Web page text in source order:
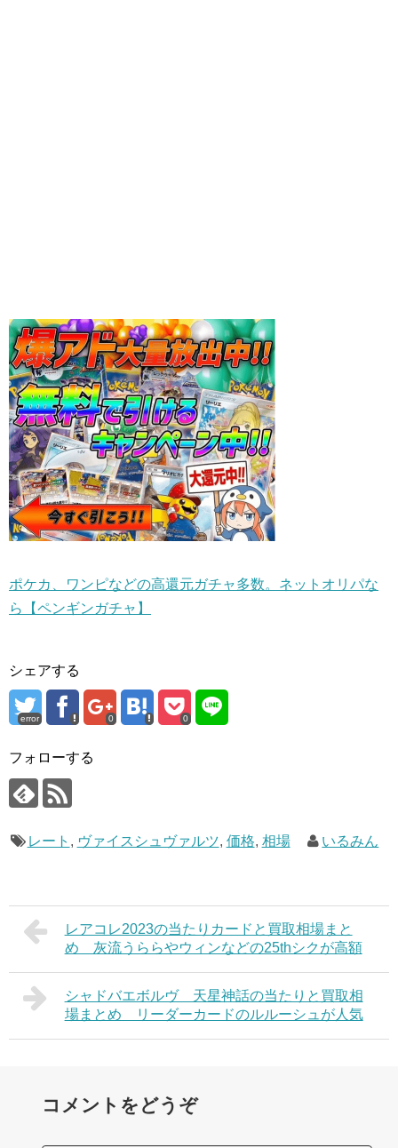
ポケカ、ワンピなどの高還元ガチャ多数。ネットオリパな
ら【ペンギンガチャ】
シェアする
error 0 0
フォローする
レート , ヴァイスシュヴァルツ, 価格, 相場 いるみん
レアコレ2023の当たりカードと買取相場まと
め 灰流うららやウィンなどの25thシクが高額
シャドバエボルヴ 天星神話の当たりと買取相
場まとめ リーダーカードのルルーシュが人気
コメントをどうぞ